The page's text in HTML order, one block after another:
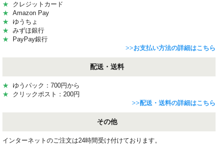
★ クレジットカード
★ Amazon Pay
★ ゆうちょ
★ みずほ銀行
★ PayPay銀行
>>お支払い方法の詳細はこちら
配送・送料
★ ゆうパック：700円から
★ クリックポスト：200円
>>配送・送料の詳細はこちら
その他
インターネットのご注文は24時間受け付けております。